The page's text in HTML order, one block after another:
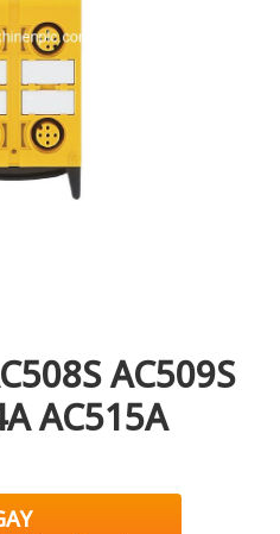
AC509S
AC515A